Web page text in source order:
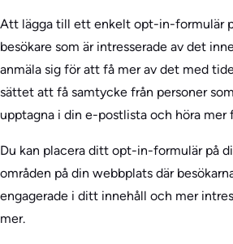
Att lägga till ett enkelt opt-in-formulär
besökare som är intresserade av det
anmäla sig för att få mer av det med
sättet att få samtycke från personer
upptagna i din e-postlista och höra mer
Du kan placera ditt opt-in-formulär på
områden på din webbplats där
engagerade i ditt innehåll och mer
mer.